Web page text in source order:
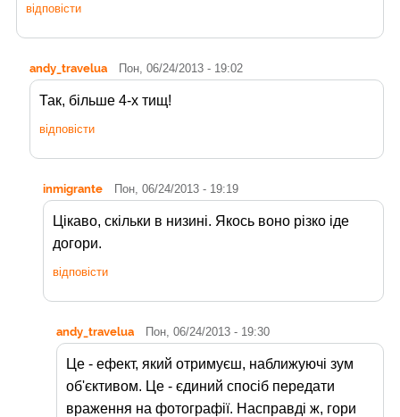
відповісти
andy_travelua Пон, 06/24/2013 - 19:02
Так, більше 4-х тищ!
відповісти
inmigrante Пон, 06/24/2013 - 19:19
Цікаво, скільки в низині. Якось воно різко іде
догори.
відповісти
andy_travelua Пон, 06/24/2013 - 19:30
Це - ефект, який отримуєш, наближуючі зум
об'єктивом. Це - єдиний спосіб передати
враження на фотографії. Насправді ж, гори